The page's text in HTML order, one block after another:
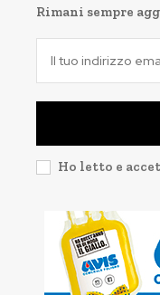
Rimani sempre
Ho letto e